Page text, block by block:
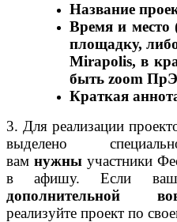
Название
Время и место
площадку,
Mirapolis, в
быть zoom
Краткая
3. Для реализации
выделено
вам нужны участники
в афишу. Если
дополнительной
реализуйте проект по